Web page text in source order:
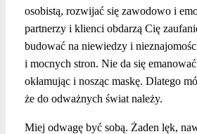
osobistą, rozwijać się zawodowo i
partnerzy i klienci obdarzą Cię
budować na niewiedzy i
i mocnych stron. Nie da się
okłamując i nosząc maskę. Dlatego
że do odważnych świat należy.
Miej odwagę być sobą. Żaden lęk,